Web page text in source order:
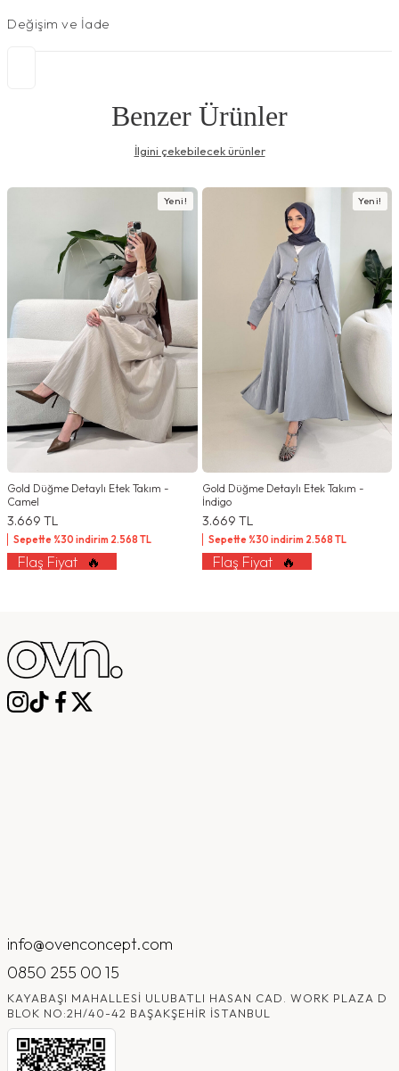
Değişim ve İade
Benzer Ürünler
İlgini çekebilecek ürünler
Yeni!
Gold Düğme Detaylı Etek Takım -
Camel
3.669 TL
Sepette %30 indirim 2.568 TL
Flaş Fiyat 🔥
Yeni!
Gold Düğme Detaylı Etek Takım -
İndigo
3.669 TL
Sepette %30 indirim 2.568 TL
Flaş Fiyat 🔥
info@ovenconcept.com
0850 255 00 15
KAYABAŞI MAHALLESI ULUBATLI HASAN CAD. WORK PLAZA D
BLOK NO:2H/40-42 BAŞAKŞEHIR İSTANBUL